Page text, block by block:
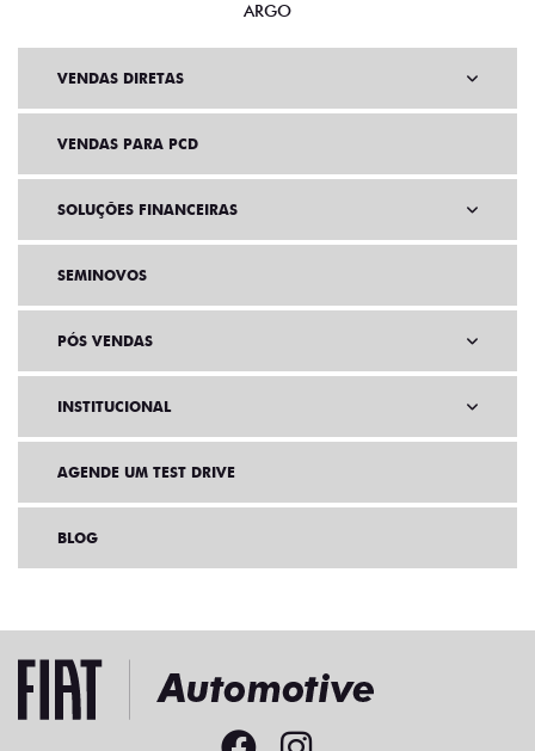
MOBI
VENDAS DIRETAS
VENDAS PARA PCD
SOLUÇÕES FINANCEIRAS
SEMINOVOS
PÓS VENDAS
INSTITUCIONAL
AGENDE UM TEST DRIVE